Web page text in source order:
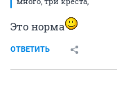
Это норма
ОТВЕТИТЬ